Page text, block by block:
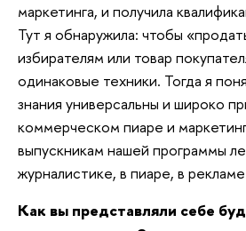
маркетинга, и получила
Тут я обнаружила: чтобы
избирателям или товар
одинаковые техники. Тогда я
знания универсальны и широко
коммерческом пиаре и
выпускникам нашей программы
журналистике, в пиаре, в
Как вы представляли себе